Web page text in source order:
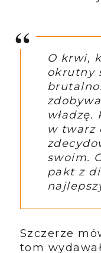
O krwi,
okrutny
władzę.
w twarz
swoim.
pakt z
Szczerze
tom